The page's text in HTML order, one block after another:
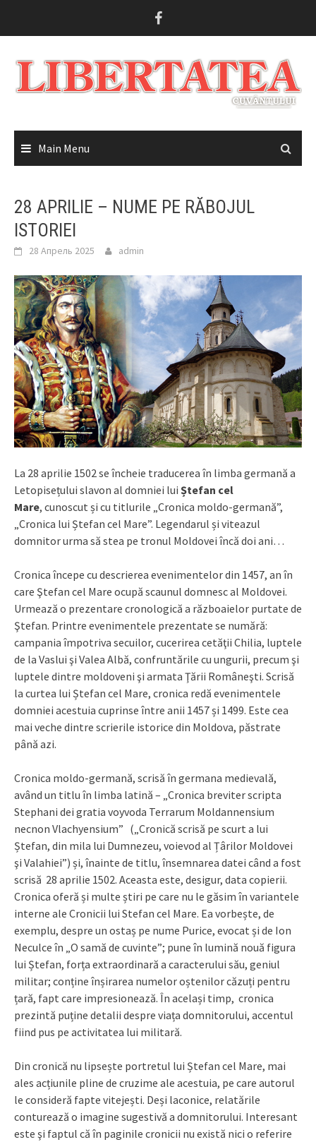
Main Menu
28 APRILIE – NUME PE RĂBOJUL
ISTORIEI
28 Апрель 2025 admin
La 28 aprilie 1502 se încheie traducerea în limba germană a
Letopisețului slavon al domniei lui Ștefan cel
Mare, cunoscut și cu titlurile „Cronica moldo-germană”,
„Cronica lui Ștefan cel Mare”. Legendarul și viteazul
domnitor urma să stea pe tronul Moldovei încă doi ani…
Cronica începe cu descrierea evenimentelor din 1457, an în
care Ştefan cel Mare ocupă scaunul domnesc al Moldovei.
Urmează o prezentare cronologică a războaielor purtate de
Ştefan. Printre evenimentele prezentate se numără:
campania împotriva secuilor, cucerirea cetăţii Chilia, luptele
de la Vaslui şi Valea Albă, confruntările cu ungurii, precum şi
luptele dintre moldoveni şi armata Ţării Româneşti. Scrisă
la curtea lui Ștefan cel Mare, cronica redă evenimentele
domniei acestuia cuprinse între anii 1457 și 1499. Este cea
mai veche dintre scrierile istorice din Moldova, păstrate
până azi.
Cronica moldo-germană, scrisă în germana medievală,
având un titlu în limba latină – „Cronica breviter scripta
Stephani dei gratia voyvoda Terrarum Moldannensium
necnon Vlachyensium” („Cronică scrisă pe scurt a lui
Ștefan, din mila lui Dumnezeu, voievod al Țârilor Moldovei
şi Valahiei”) și, înainte de titlu, însemnarea datei când a fost
scrisă 28 aprilie 1502. Aceasta este, desigur, data copierii.
Cronica oferă și multe știri pe care nu le găsim în variantele
interne ale Cronicii lui Stefan cel Mare. Ea vorbește, de
exemplu, despre un ostaș pe nume Purice, evocat și de Ion
Neculce în „O samă de cuvinte”; pune în lumină nouă figura
lui Ștefan, forța extraordinară a caracterului său, geniul
militar; conține înșirarea numelor oștenilor căzuți pentru
țară, fapt care impresionează. În același timp, cronica
prezintă puține detalii despre viața domnitorului, accentul
fiind pus pe activitatea lui militară.
Din cronică nu lipsește portretul lui Ștefan cel Mare, mai
ales acțiunile pline de cruzime ale acestuia, pe care autorul
le consideră fapte vitejești. Deși laconice, relatările
conturează o imagine sugestivă a domnitorului. Interesant
este şi faptul că în paginile cronicii nu există nici o referire